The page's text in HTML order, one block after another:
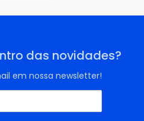
das novidades?
em nossa newsletter!